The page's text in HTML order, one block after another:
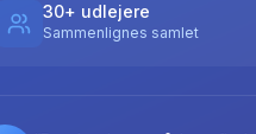
30+ udlejere
Sammenlignes samlet